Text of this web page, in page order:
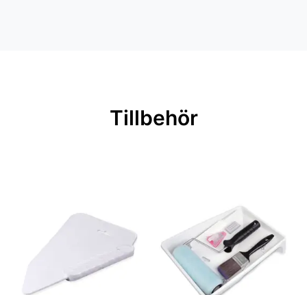
Mönsterrepetition: 53 cm
woven
Applicering av lim: Lim strykes på
Leverantörens artikelnummer:
Tillbehör